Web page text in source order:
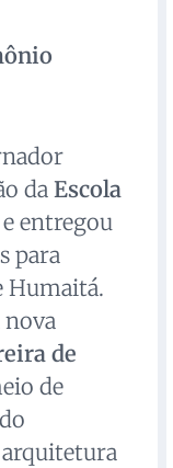
da Escola
e entregou
para
Humaitá.
de
de
arquitetura